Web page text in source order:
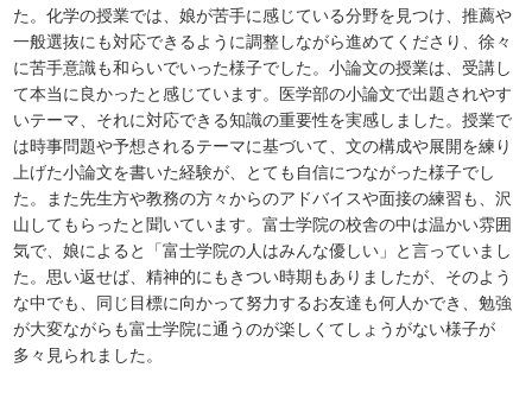
た。化学の授業では、娘が苦手に感じている分野を見つけ、推薦や
一般選抜にも対応できるように調整しながら進めてくださり、徐々
に苦手意識も和らいでいった様子でした。小論文の授業は、受講し
て本当に良かったと感じています。医学部の小論文で出題されやす
いテーマ、それに対応できる知識の重要性を実感しました。授業で
は時事問題や予想されるテーマに基づいて、文の構成や展開を練り
上げた小論文を書いた経験が、とても自信につながった様子でし
た。また先生方や教務の方々からのアドバイスや面接の練習も、沢
山してもらったと聞いています。富士学院の校舎の中は温かい雰囲
気で、娘によると「富士学院の人はみんな優しい」と言っていまし
た。思い返せば、精神的にもきつい時期もありましたが、そのよう
な中でも、同じ目標に向かって努力するお友達も何人かでき、勉強
が大変ながらも富士学院に通うのが楽しくてしょうがない様子が
多々見られました。